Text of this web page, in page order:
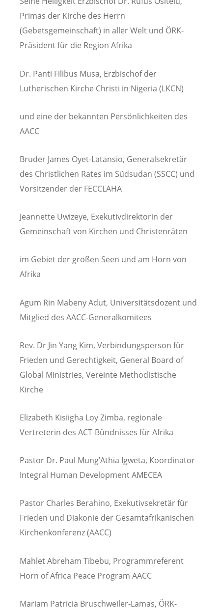
Primas der Kirche des Herrn
(Gebetsgemeinschaft) in aller Welt und ÖRK-
Präsident für die Region Afrika
Dr. Panti Filibus Musa, Erzbischof der
Lutherischen Kirche Christi in Nigeria (LKCN)
und eine der bekannten Persönlichkeiten des
AACC
Bruder James Oyet-Latansio, Generalsekretär
des Christlichen Rates im Südsudan (SSCC) und
Vorsitzender der FECCLAHA
Jeannette Uwizeye, Exekutivdirektorin der
Gemeinschaft von Kirchen und Christenräten
im Gebiet der großen Seen und am Horn von
Afrika
Agum Rin Mabeny Adut, Universitätsdozent und
Mitglied des AACC-Generalkomitees
Rev. Dr Jin Yang Kim, Verbindungsperson für
Frieden und Gerechtigkeit, General Board of
Global Ministries, Vereinte Methodistische
Kirche
Elizabeth Kisiigha Loy Zimba, regionale
Vertreterin des ACT-Bündnisses für Afrika
Pastor Dr. Paul Mung’Athia Igweta, Koordinator
Integral Human Development AMECEA
Pastor Charles Berahino, Exekutivsekretär für
Frieden und Diakonie der Gesamtafrikanischen
Kirchenkonferenz (AACC)
Mahlet Abreham Tibebu, Programmreferent
Horn of Africa Peace Program AACC
Mariam Patricia Bruschweiler-Lamas, ÖRK-